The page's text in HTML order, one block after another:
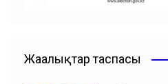
Жаңалықтар таспасы